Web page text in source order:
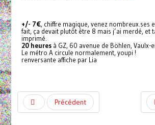
+/- 7€, chiffre magique, venez nombreux.ses
fait, ça devait plutôt être 8 mais j’ai merdé, et
imprimé.
20 heuresà GZ, 60 avenue de Böhlen, Vaulx-
Le métro A circule normalement, youpi !
renversante affiche par Lia
Précédent